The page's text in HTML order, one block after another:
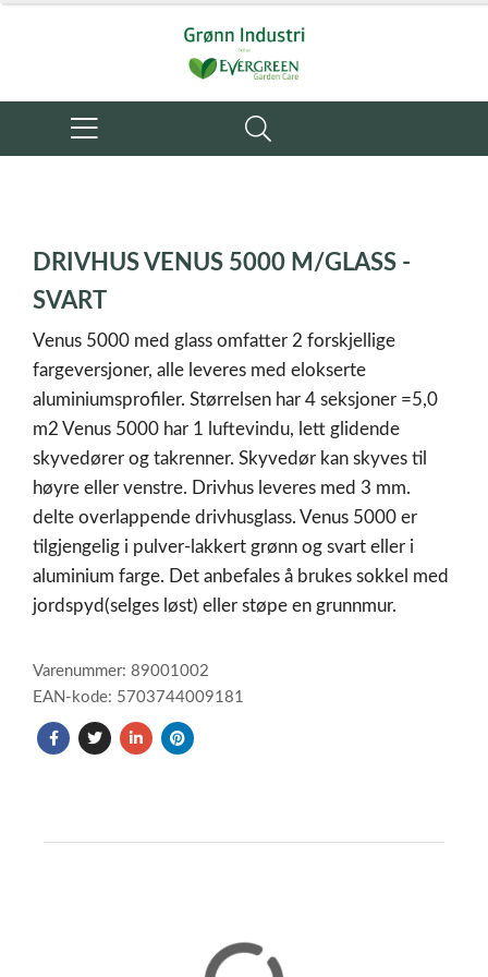
DRIVHUS VENUS 5000 M/GLASS -
SVART
Venus 5000 med glass omfatter 2 forskjellige
fargeversjoner, alle leveres med elokserte
aluminiumsprofiler. Størrelsen har 4 seksjoner =5,0
m2 Venus 5000 har 1 luftevindu, lett glidende
skyvedører og takrenner. Skyvedør kan skyves til
høyre eller venstre. Drivhus leveres med 3 mm.
delte overlappende drivhusglass. Venus 5000 er
tilgjengelig i pulver-lakkert grønn og svart eller i
aluminium farge. Det anbefales å brukes sokkel med
jordspyd(selges løst) eller støpe en grunnmur.
Varenummer: 89001002
EAN-kode: 5703744009181